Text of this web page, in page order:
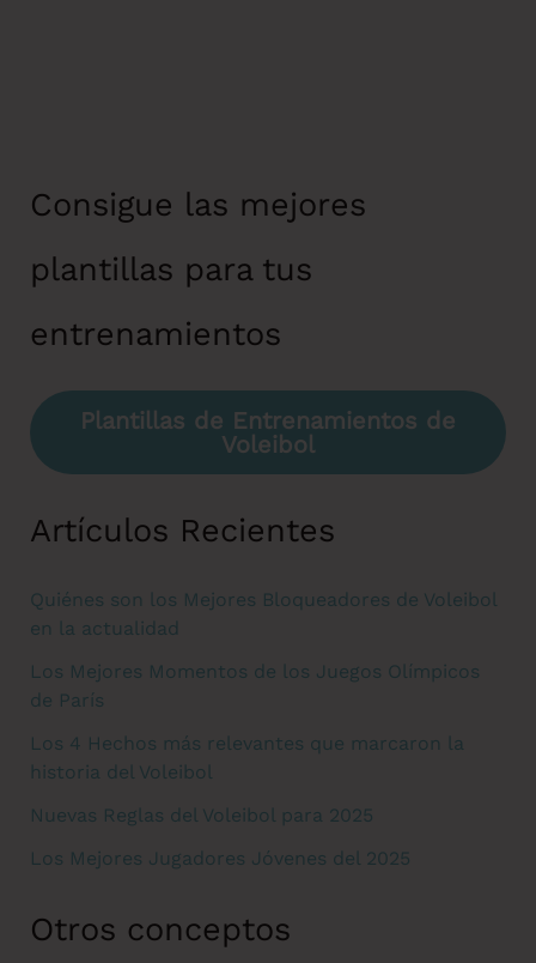
Consigue las mejores
plantillas para tus
entrenamientos
Plantillas de Entrenamientos de
Voleibol
Artículos Recientes
Quiénes son los Mejores Bloqueadores de Voleibol
en la actualidad
Los Mejores Momentos de los Juegos Olímpicos
de París
Los 4 Hechos más relevantes que marcaron la
historia del Voleibol
Nuevas Reglas del Voleibol para 2025
Los Mejores Jugadores Jóvenes del 2025
Otros conceptos